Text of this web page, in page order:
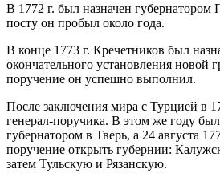
В 1772 г. был назначен губернатором
посту он пробыл около года.
В конце 1773 г. Кречетников был
окончательного установления
поручение он успешно выполнил.
После заключения мира с Турцией в
генерал-поручика. В этом же году
губернатором в Тверь, а 24 августа
поручение открыть губернии:
затем Тульскую и Рязанскую.